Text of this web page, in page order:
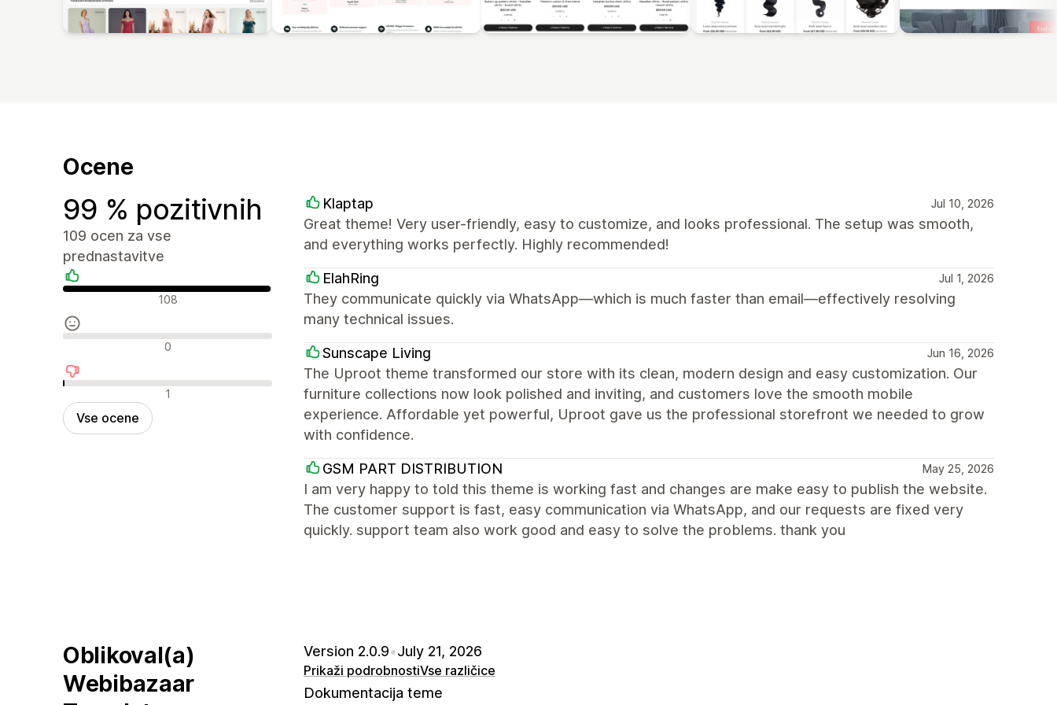
Ocene
99 % pozitivnih
109 ocen za vse
prednastavitve
Pozitivne ocene108
Nevtralne ocene 0
Negativne ocene 1
Vse ocene
Klaptap Jul 10, 2026
Great theme! Very user-friendly, easy to customize, and looks professional. The setup was smooth,
and everything works perfectly. Highly recommended!
ElahRing Jul 1, 2026
They communicate quickly via WhatsApp—which is much faster than email—effectively resolving
many technical issues.
Sunscape Living Jun 16, 2026
The Uproot theme transformed our store with its clean, modern design and easy customization. Our
furniture collections now look polished and inviting, and customers love the smooth mobile
experience. Affordable yet powerful, Uproot gave us the professional storefront we needed to grow
with confidence.
GSM PART DISTRIBUTION May 25, 2026
I am very happy to told this theme is working fast and changes are make easy to publish the website.
The customer support is fast, easy communication via WhatsApp, and our requests are fixed very
quickly. support team also work good and easy to solve the problems. thank you
Oblikoval(a)
Webibazaar
Version 2.0.9•July 21, 2026
Prikaži podrobnostiVse različice
Dokumentacija teme